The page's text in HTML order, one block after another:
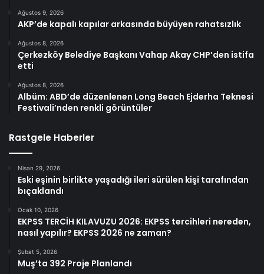
Ağustos 9, 2026
AKP’de kapalı kapılar arkasında büyüyen rahatsızlık
Ağustos 8, 2026
Çerkezköy Belediye Başkanı Vahap Akay CHP’den istifa
etti
Ağustos 8, 2026
Albüm: ABD’de düzenlenen Long Beach Ejderha Teknesi
Festivali’nden renkli görüntüler
Rastgele Haberler
Nisan 29, 2026
Eski eşinin birlikte yaşadığı ileri sürülen kişi tarafından
bıçaklandı
Ocak 10, 2026
EKPSS TERCİH KILAVUZU 2026: EKPSS tercihleri nereden,
nasıl yapılır? EKPSS 2026 ne zaman?
Şubat 5, 2026
Muş’ta 392 Proje Planlandı